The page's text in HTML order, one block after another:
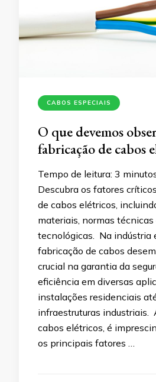
CABOS ESPECIAIS
O que devemos
fabricação de cabos
Tempo de leitura: 3
Descubra os fatores
de cabos elétricos,
materiais, normas
tecnológicas. Na indústria
fabricação de cabos
crucial na garantia da
eficiência em diversas
instalações residenciais
infraestruturas industriais.
cabos elétricos, é
os principais fatores …